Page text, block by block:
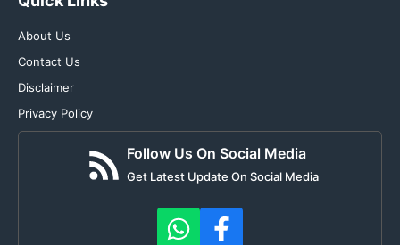
About Us
Contact Us
Disclaimer
Privacy Policy
Follow Us On Social Media
Get Latest Update On Social Media